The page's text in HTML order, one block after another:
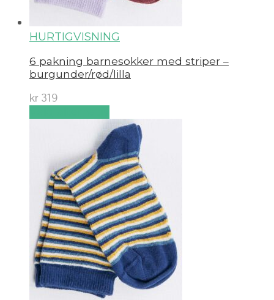
HURTIGVISNING
6 pakning barnesokker med striper –
burgunder/rød/lilla
kr 319